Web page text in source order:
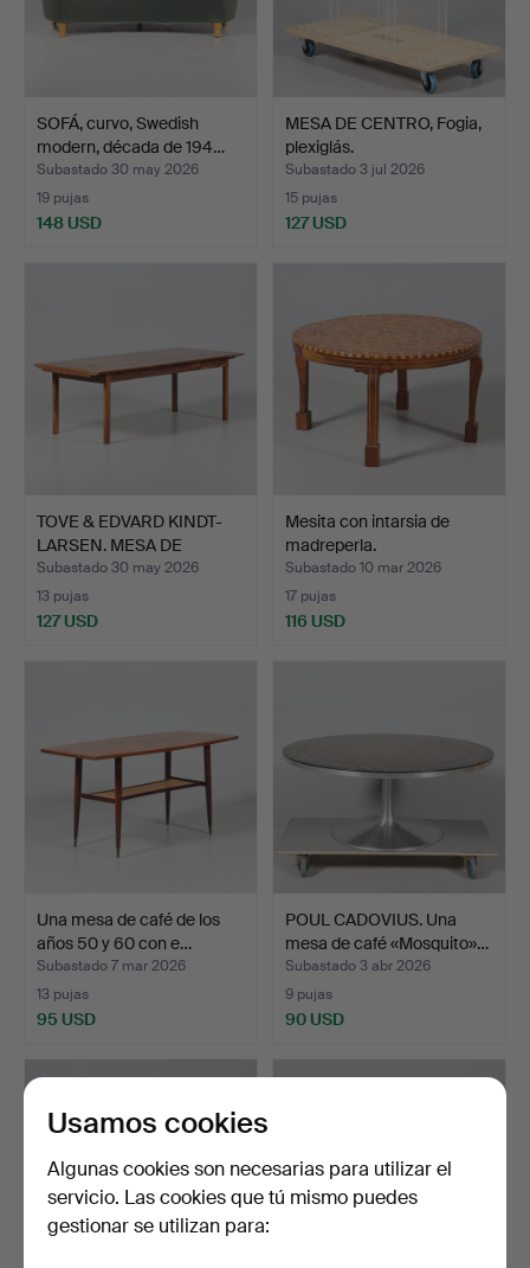
SOFÁ, curvo, Swedish
modern, década de 194…
Subastado 30 may 2026
19 pujas
148 USD
MESA DE CENTRO, Fogia,
plexiglás.
Subastado 3 jul 2026
15 pujas
127 USD
TOVE & EDVARD KINDT-
LARSEN. MESA DE
CENTRO…
Subastado 30 may 2026
13 pujas
127 USD
Mesita con intarsia de
madreperla.
Subastado 10 mar 2026
17 pujas
116 USD
Una mesa de café de los
años 50 y 60 con e…
Subastado 7 mar 2026
13 pujas
95 USD
POUL CADOVIUS. Una
mesa de café «Mosquito»…
Subastado 3 abr 2026
9 pujas
90 USD
Usamos cookies
Algunas cookies son necesarias para utilizar el
servicio. Las cookies que tú mismo puedes
gestionar se utilizan para: